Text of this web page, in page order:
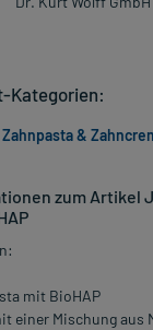
zum Artikel
mit BioHAP
einer Mischung aus
Kategorien:
Zahnpasta &